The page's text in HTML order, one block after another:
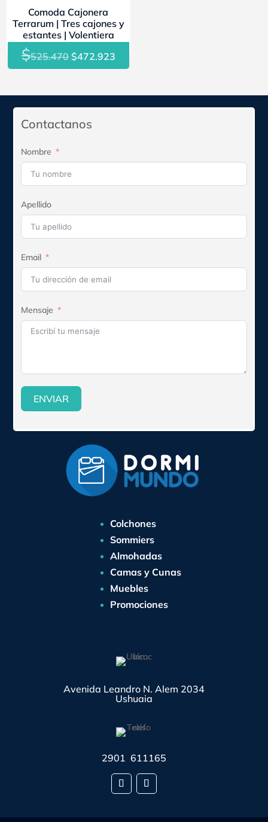
Comoda Cajonera
Terrarum | Tres cajones y
estantes | Volentiera
$525.470 El
precio
$472.923El
precio
Colchones
Sommiers
Almohadas
Camas y Cunas
Muebles
Promociones
Avenida Leandro N. Alem 2034
Ushuaia
2901 611165
Contactanos
Nombre
Apellido
Email
Mensaje
ENVIAR